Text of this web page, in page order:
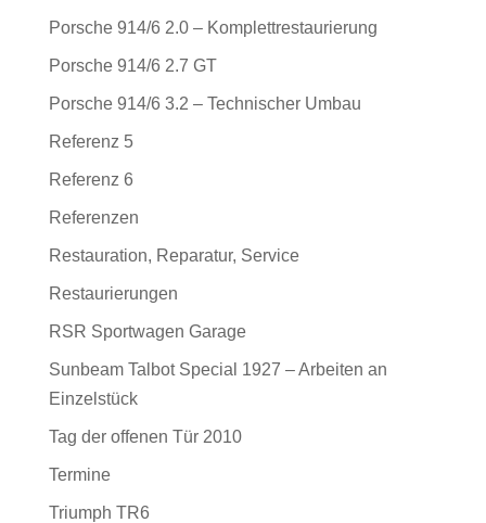
Porsche 914/6 2.0 – Komplettrestaurierung
Porsche 914/6 2.7 GT
Porsche 914/6 3.2 – Technischer Umbau
Referenz 5
Referenz 6
Referenzen
Restauration, Reparatur, Service
Restaurierungen
RSR Sportwagen Garage
Sunbeam Talbot Special 1927 – Arbeiten an
Einzelstück
Tag der offenen Tür 2010
Termine
Triumph TR6